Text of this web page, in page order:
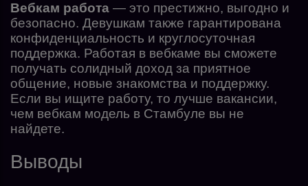
Вебкам работа — это престижно, выгодно и
безопасно. Девушкам также гарантирована
конфиденциальность и круглосуточная
поддержка. Работая в вебкаме вы сможете
получать солидный доход за приятное
общение, новые знакомства и поддержку.
Если вы ищите работу, то лучше вакансии,
чем вебкам модель в Стамбуле вы не
найдете.
Выводы